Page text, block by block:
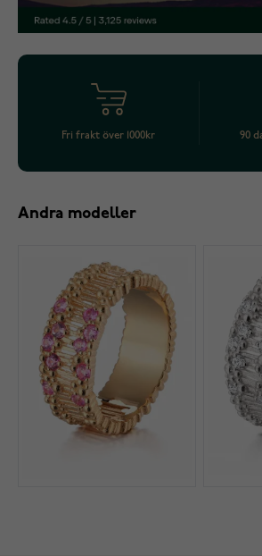
Fri frakt över 1000kr 90
Andra modeller